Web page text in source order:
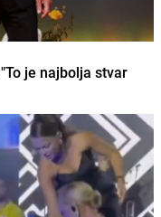
je najbolja stvar